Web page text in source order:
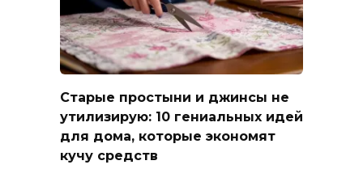
Старые простыни и джинсы не
утилизирую: 10 гениальных идей
для дома, которые экономят
кучу средств